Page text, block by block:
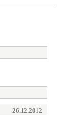
26.12.2012